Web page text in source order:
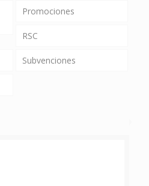
Promociones
RSC
Subvenciones